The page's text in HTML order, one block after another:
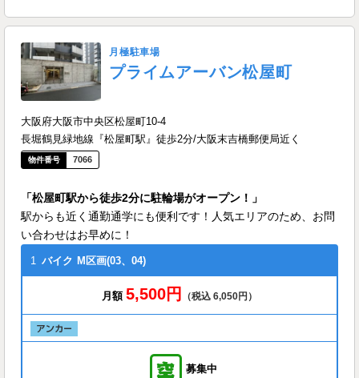
月極駐車場
プライムアーバン松屋町
大阪府大阪市中央区松屋町10-4
長堀鶴見緑地線『松屋町駅』徒歩2分/大阪末吉橋郵便局近く
7066
「松屋町駅から徒歩2分に駐輪場がオープン！」
駅からも近く通勤通学にも便利です！人気エリアのため、お問
い合わせはお早めに！
1 バイク M区画(03、04)
月額 5,500円 （税込 6,050円）
募集中